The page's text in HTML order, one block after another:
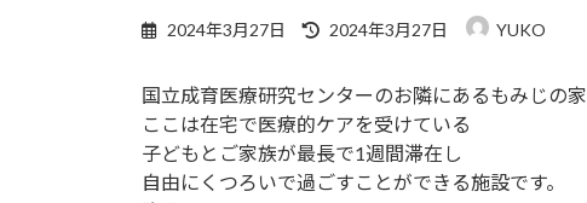
2024年3月27日
最
新
日
時
:
2024年3月27日 YUKO
国立成育医療研究センターのお隣にあるもみじの家
ここは在宅で医療的ケアを受けている
子どもとご家族が最長で1週間滞在し
自由にくつろいで過ごすことができる施設です。